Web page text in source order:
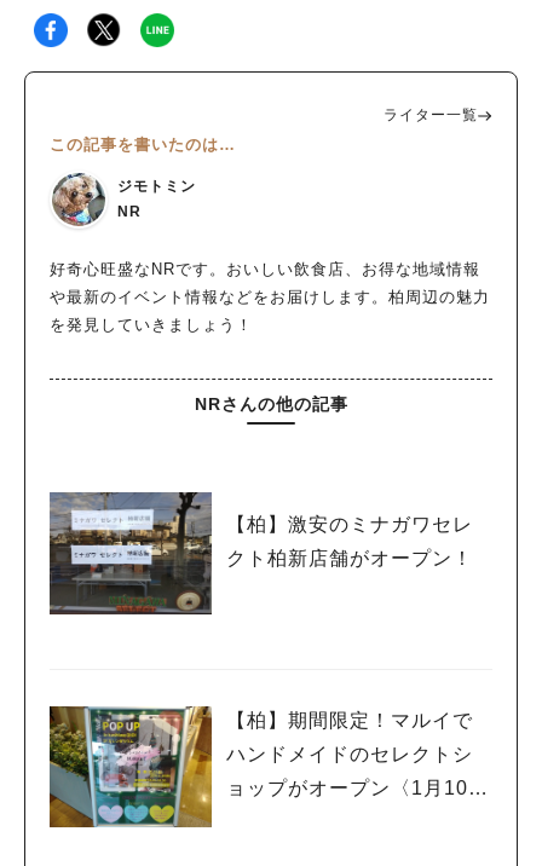
ライター一覧
この記事を書いたのは…
ジモトミン
NR
好奇心旺盛なNRです。おいしい飲食店、お得な地域情報
や最新のイベント情報などをお届けします。柏周辺の魅力
を発見していきましょう！
NRさんの他の記事
【柏】激安のミナガワセレ
クト柏新店舗がオープン！
【柏】期間限定！マルイで
ハンドメイドのセレクトシ
ョップがオープン〈1月10日